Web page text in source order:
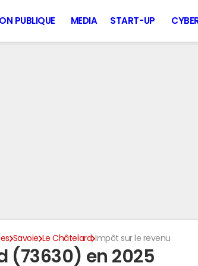
PUBLIQUE MEDIA START-UP
Savoie Le Châtelard Impôt sur le revenu
(73630) en 2025